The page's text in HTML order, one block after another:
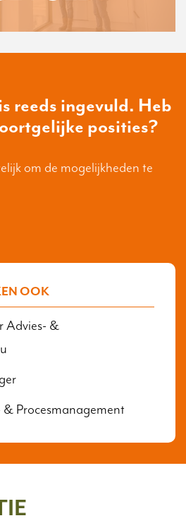
reeds ingevuld. Heb
posities?
om de mogelijkheden te
OOK
Advies- &
& Procesmanagement